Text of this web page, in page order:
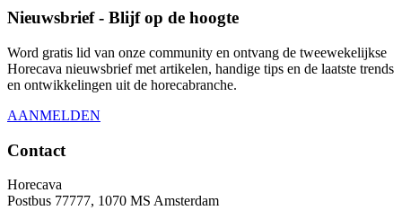
Nieuwsbrief - Blijf op de hoogte
Word gratis lid van onze community en ontvang de tweewekelijkse
Horecava nieuwsbrief met artikelen, handige tips en de laatste trends
en ontwikkelingen uit de horecabranche.
AANMELDEN
Contact
Horecava
Postbus 77777, 1070 MS Amsterdam